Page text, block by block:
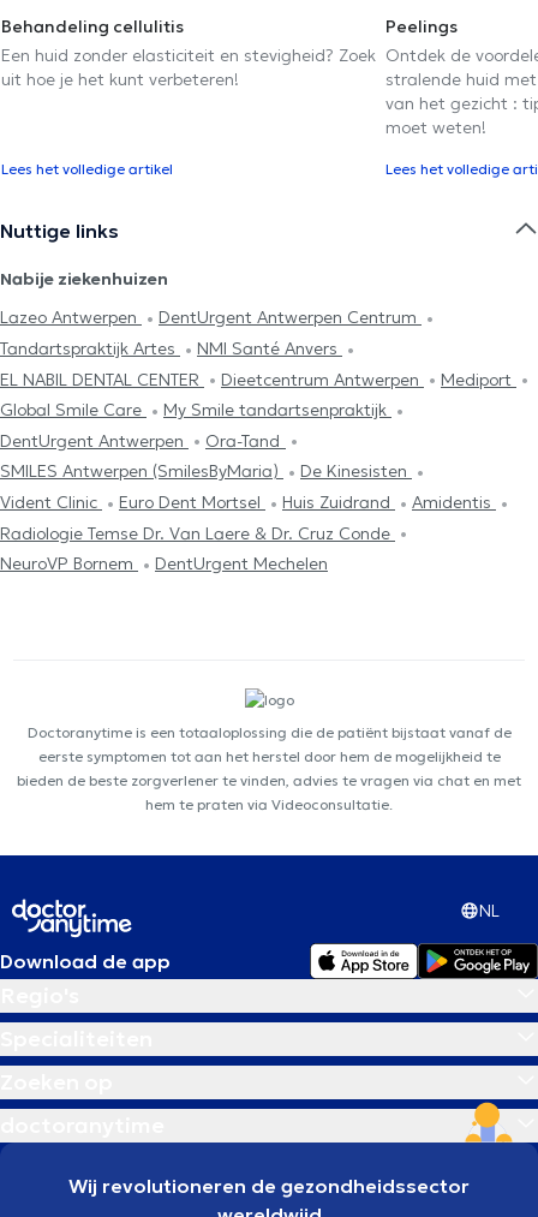
Behandeling cellulitis
Een huid zonder elasticiteit en stevigheid? Zoek
uit hoe je het kunt verbeteren!
Lees het volledige artikel
Peelings
Ontdek de
stralende huid
van het gezicht :
moet weten!
Lees het volledige
Nuttige links
Nabije ziekenhuizen
Lazeo Antwerpen
DentUrgent Antwerpen Centrum
Tandartspraktijk Artes
NMI Santé Anvers
EL NABIL DENTAL CENTER
Dieetcentrum Antwerpen
Mediport
Global Smile Care
My Smile tandartsenpraktijk
DentUrgent Antwerpen
Ora-Tand
SMILES Antwerpen (SmilesByMaria)
De Kinesisten
Vident Clinic
Euro Dent Mortsel Huis Zuidrand
Amidentis
Radiologie Temse Dr. Van Laere & Dr. Cruz Conde
NeuroVP Bornem
DentUrgent Mechelen
Doctoranytime is een totaaloplossing die de patiënt bijstaat vanaf de
eerste symptomen tot aan het herstel door hem de mogelijkheid te
bieden de beste zorgverlener te vinden, advies te vragen via chat en met
hem te praten via Videoconsultatie.
NL
Download de app
Wij revolutioneren de gezondheidssector